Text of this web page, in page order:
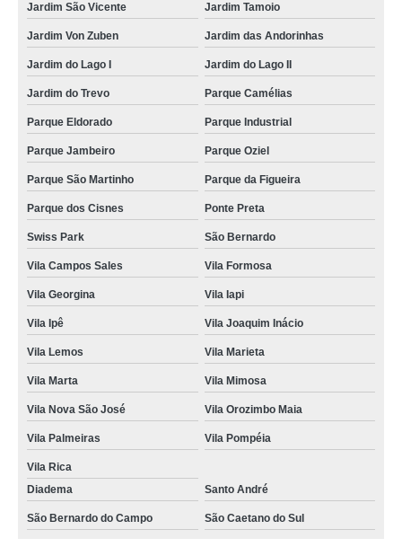
Jardim São Vicente Jardim Tamoio
Jardim Von Zuben Jardim das Andorinhas
Jardim do Lago I Jardim do Lago II
Jardim do Trevo Parque Camélias
Parque Eldorado Parque Industrial
Parque Jambeiro Parque Oziel
Parque São Martinho Parque da Figueira
Parque dos Cisnes Ponte Preta
Swiss Park São Bernardo
Vila Campos Sales Vila Formosa
Vila Georgina Vila Iapi
Vila Ipê Vila Joaquim Inácio
Vila Lemos Vila Marieta
Vila Marta Vila Mimosa
Vila Nova São José Vila Orozimbo Maia
Vila Palmeiras Vila Pompéia
Vila Rica
Diadema
Santo André
São Bernardo do Campo São Caetano do Sul